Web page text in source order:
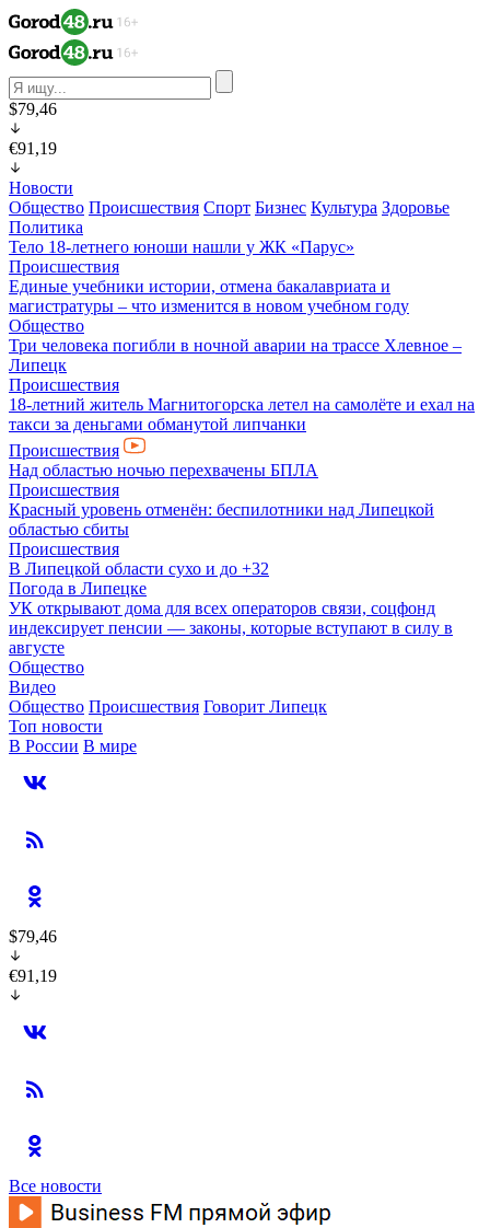
$79,46
€91,19
Новости
Общество Происшествия Спорт Бизнес Культура Здоровье
Политика
Тело 18-летнего юноши нашли у ЖК «Парус»
Происшествия
Единые учебники истории, отмена бакалавриата и
магистратуры – что изменится в новом учебном году
Общество
Три человека погибли в ночной аварии на трассе Хлевное –
Липецк
Происшествия
18-летний житель Магнитогорска летел на самолёте и ехал на
такси за деньгами обманутой липчанки
Происшествия
Над областью ночью перехвачены БПЛА
Происшествия
Красный уровень отменён: беспилотники над Липецкой
областью сбиты
Происшествия
В Липецкой области сухо и до +32
Погода в Липецке
УК открывают дома для всех операторов связи, соцфонд
индексирует пенсии — законы, которые вступают в силу в
августе
Общество
Видео
Общество Происшествия Говорит Липецк
Топ новости
В России В мире
$79,46
€91,19
Все новости